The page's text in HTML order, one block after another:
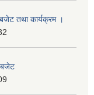
तथा कार्यक्रम ।
बजेट